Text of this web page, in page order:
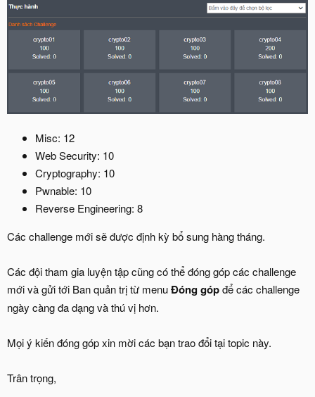
Misc: 12
Web Security: 10
Cryptography: 10
Pwnable: 10
Reverse Engineering: 8
Các challenge mới sẽ được định kỳ bổ sung hàng tháng.
Các đội tham gia luyện tập cũng có thể đóng góp các challenge
mới và gửi tới Ban quản trị từ menuĐóng gópđể các challenge
ngày càng đa dạng và thú vị hơn.
Mọi ý kiến đóng góp xin mời các bạn trao đổi tại topic này.
Trân trọng,